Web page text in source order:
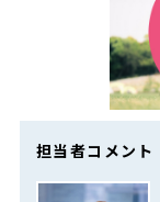
担当者コメント